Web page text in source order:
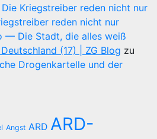
Die Kriegstreiber reden nicht nur
reden nicht nur
— Die Stadt, die alles weiß
(17) | ZG Blog zu
Drogenkartelle und der
Angst ARD ARD-